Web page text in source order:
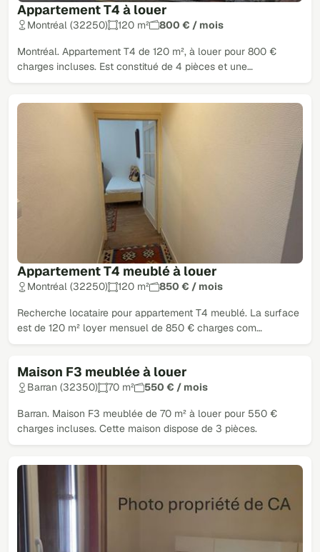
Appartement T4 à louer
Montréal (32250) 120 m² 800 € / mois
Montréal. Appartement T4 de 120 m², à louer pour 800 €
charges incluses. Est constitué de 4 pièces et une…
Appartement T4 meublé à louer
Montréal (32250) 120 m² 850 € / mois
Recherche locataire pour appartement T4 meublé. La surface
est de 120 m² loyer mensuel de 850 € charges com…
Maison F3 meublée à louer
Barran (32350) 70 m² 550 € / mois
Barran. Maison F3 meublée de 70 m² à louer pour 550 €
charges incluses. Cette maison dispose de 3 pièces.